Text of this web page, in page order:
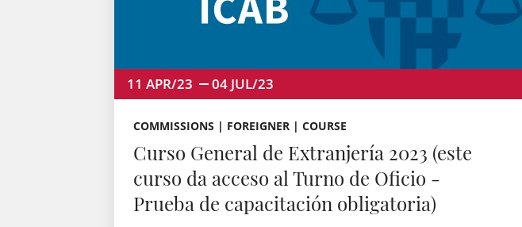
11 APR/23 04 JUL/23
COMMISSIONS | FOREIGNER | COURSE
Curso General de Extranjería 2023 (este
curso da acceso al Turno de Oficio -
Prueba de capacitación obligatoria)